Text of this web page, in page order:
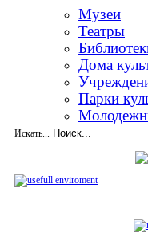
Музеи
Театры
Дома
Парки
Искать...